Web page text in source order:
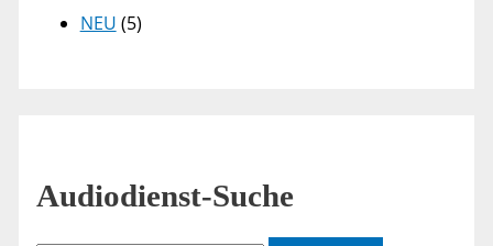
NEU (5)
Audiodienst-Suche